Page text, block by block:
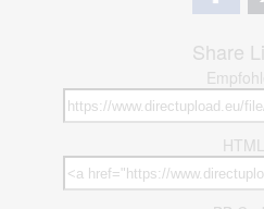
Share
HTML